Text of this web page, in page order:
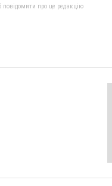
повідомити про це редакцію